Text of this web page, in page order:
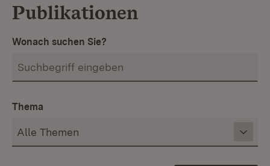
Publikationen
Wonach suchen Sie?
Thema